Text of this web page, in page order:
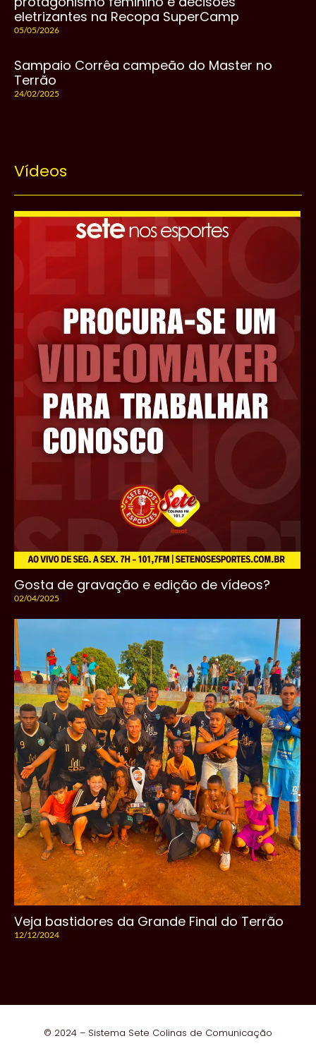
eletrizantes na Recopa SuperCamp
05/05/2026
Sampaio Corrêa campeão do Master no
Terrão
24/02/2025
Vídeos
Gosta de gravação e edição de vídeos?
02/04/2025
Veja bastidores da Grande Final do Terrão
12/12/2024
© 2024 – Sistema Sete Colinas de Comunicação